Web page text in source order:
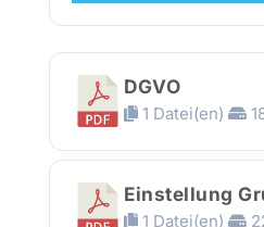
DGVO
1 Datei(en)
Einstellung
1 Datei(en)